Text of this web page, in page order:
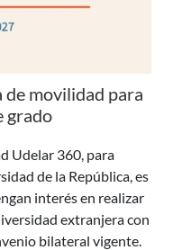
movilidad para
grado
Udelar 360, para
de la República, es
interés en realizar
extranjera con
bilateral vigente.